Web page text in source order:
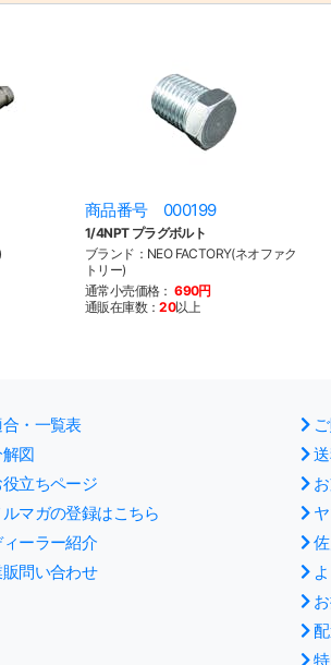
商品番号 000199
1/4NPT プラグボルト
ブランド：NEO FACTORY(ネオファク
トリー)
通常小売価格： 690円
通販在庫数：20以上
・一覧表
図
役立ちページ
ルマガの登録はこちら
ィーラー紹介
問い合わせ